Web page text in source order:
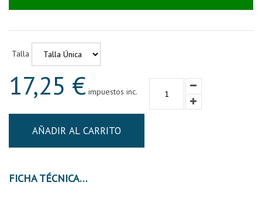
Talla
17,25 € impuestos inc.
AÑADIR AL CARRITO
FICHA TÉCNICA